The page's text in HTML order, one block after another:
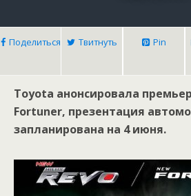
Поделиться Твитнуть Pin
Toyota анонсировала
Fortuner, презентация
запланирована на 4 июня.